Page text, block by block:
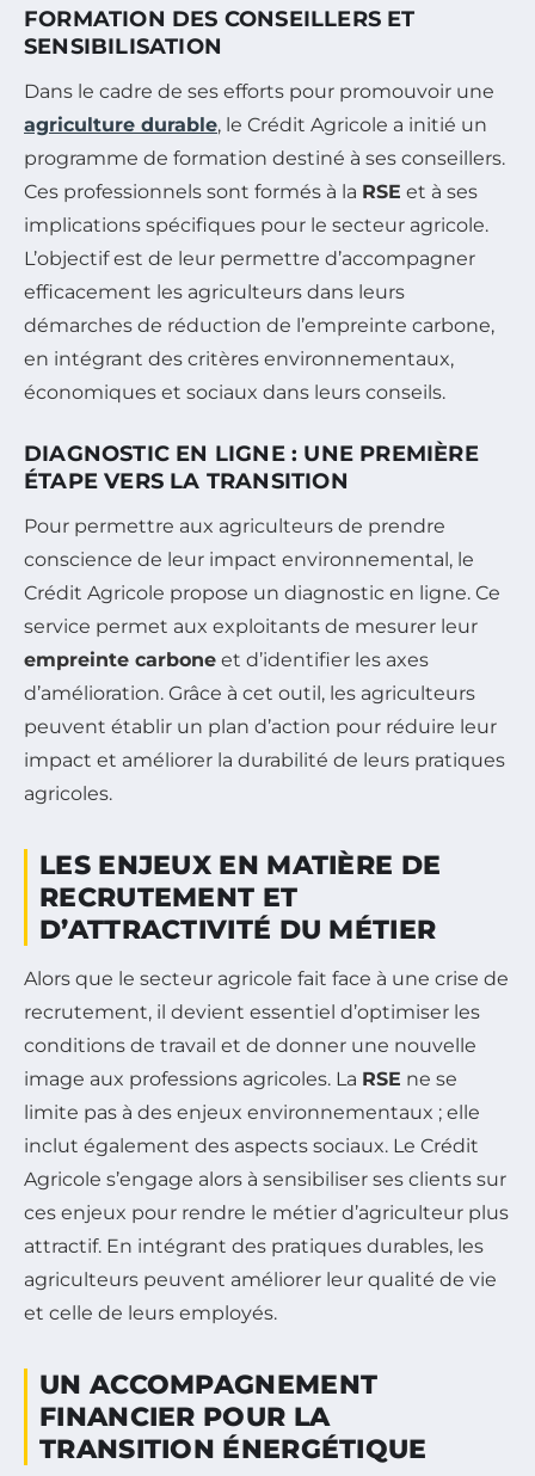
FORMATION DES CONSEILLERS ET
SENSIBILISATION
Dans le cadre de ses efforts pour promouvoir une
agriculture durable, le Crédit Agricole a initié un
programme de formation destiné à ses conseillers.
Ces professionnels sont formés à la RSE et à ses
implications spécifiques pour le secteur agricole.
L’objectif est de leur permettre d’accompagner
efficacement les agriculteurs dans leurs
démarches de réduction de l’empreinte carbone,
en intégrant des critères environnementaux,
économiques et sociaux dans leurs conseils.
DIAGNOSTIC EN LIGNE : UNE PREMIÈRE
ÉTAPE VERS LA TRANSITION
Pour permettre aux agriculteurs de prendre
conscience de leur impact environnemental, le
Crédit Agricole propose un diagnostic en ligne. Ce
service permet aux exploitants de mesurer leur
empreinte carbone et d’identifier les axes
d’amélioration. Grâce à cet outil, les agriculteurs
peuvent établir un plan d’action pour réduire leur
impact et améliorer la durabilité de leurs pratiques
agricoles.
LES ENJEUX EN MATIÈRE DE
RECRUTEMENT ET
D’ATTRACTIVITÉ DU MÉTIER
Alors que le secteur agricole fait face à une crise de
recrutement, il devient essentiel d’optimiser les
conditions de travail et de donner une nouvelle
image aux professions agricoles. La RSE ne se
limite pas à des enjeux environnementaux ; elle
inclut également des aspects sociaux. Le Crédit
Agricole s’engage alors à sensibiliser ses clients sur
ces enjeux pour rendre le métier d’agriculteur plus
attractif. En intégrant des pratiques durables, les
agriculteurs peuvent améliorer leur qualité de vie
et celle de leurs employés.
UN ACCOMPAGNEMENT
FINANCIER POUR LA
TRANSITION ÉNERGÉTIQUE